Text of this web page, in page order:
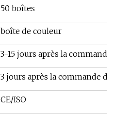
50 boîtes
boîte de couleur
3-15 jours après la commande
3 jours après la commande
CE/ISO